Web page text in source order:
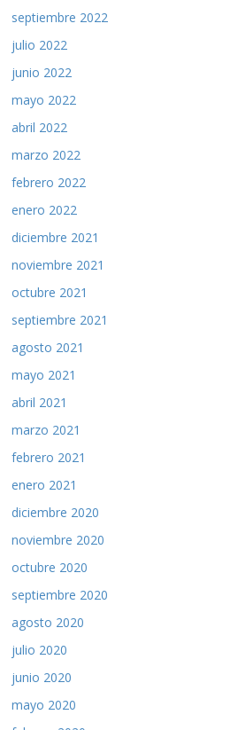
septiembre 2022
julio 2022
junio 2022
mayo 2022
abril 2022
marzo 2022
febrero 2022
enero 2022
diciembre 2021
noviembre 2021
octubre 2021
septiembre 2021
agosto 2021
mayo 2021
abril 2021
marzo 2021
febrero 2021
enero 2021
diciembre 2020
noviembre 2020
octubre 2020
septiembre 2020
agosto 2020
julio 2020
junio 2020
mayo 2020